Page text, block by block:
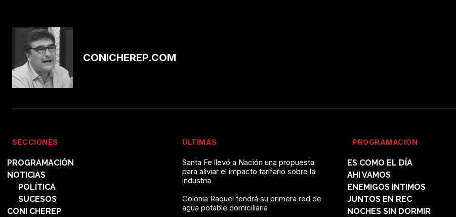
CONICHEREP.COM
SECCIONES
PROGRAMACIÓN
NOTICIAS
POLÍTICA
SUCESOS
CONI CHEREP
ÚLTIMAS
Santa Fe llevó a Nación una propuesta
para aliviar el impacto tarifario sobre la
industria
Colonia Raquel tendrá su primera red de
agua potable domiciliaria
PROGRAMACIÓN
ES COMO EL DÍA
AHI VAMOS
ENEMIGOS INTIMOS
JUNTOS EN REC
NOCHES SIN DORMIR